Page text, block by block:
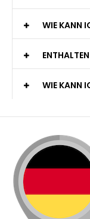
WIE KANN
WIE KANN